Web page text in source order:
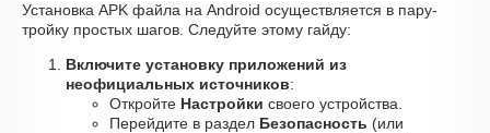
Установка APK файла на Android осуществляется в пару-
тройку простых шагов. Следуйте этому гайду:
Включите установку приложений из
неофициальных источников:
Откройте Настройки своего устройства.
Перейдите в раздел Безопасность (или